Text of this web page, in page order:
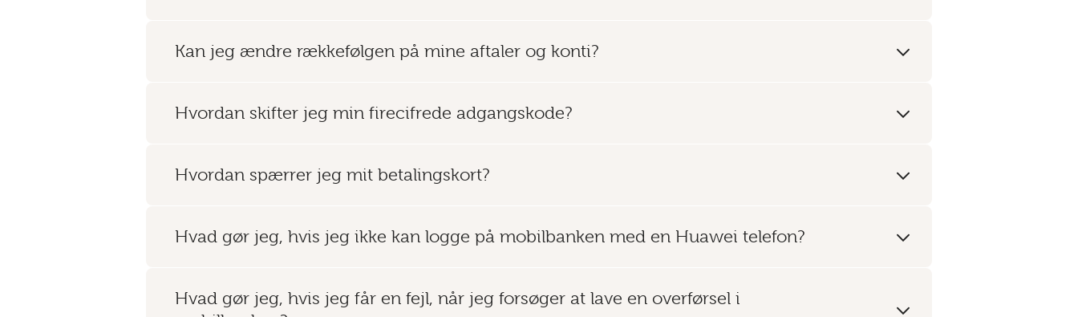
Kan jeg ændre rækkefølgen på mine aftaler og konti?
Hvordan skifter jeg min firecifrede adgangskode?
Hvordan spærrer jeg mit betalingskort?
Hvad gør jeg, hvis jeg ikke kan logge på mobilbanken med en Huawei telefon?
Hvad gør jeg, hvis jeg får en fejl, når jeg forsøger at lave en overførsel i